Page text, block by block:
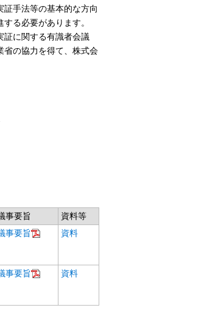
手法等の基本的な方向
る必要があります。
に関する有識者会議
省の協力を得て、株式会
事要旨
資料等
事要旨 資料
事要旨 資料